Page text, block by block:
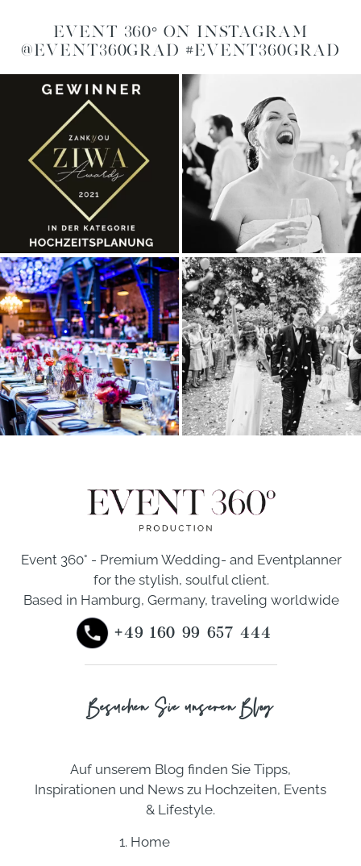
EVENT 360° ON INSTAGRAM
@EVENT360GRAD #EVENT360GRAD
Auf unserem Blog finden Sie Tipps,
Inspirationen und News zu Hochzeiten, Events
& Lifestyle.
Besuchen Sie unseren Blog
Event 360° - Premium Wedding- and Eventplanner
for the stylish, soulful client.
Based in Hamburg, Germany, traveling worldwide
+49 160 99 657 444
1. Home